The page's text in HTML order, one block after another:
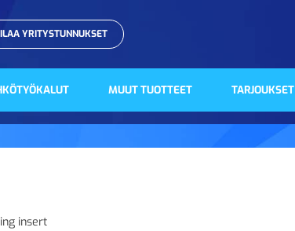
YRITYSTUNNUKSET
MUUT TUOTTEET TARJOUKSET
insert